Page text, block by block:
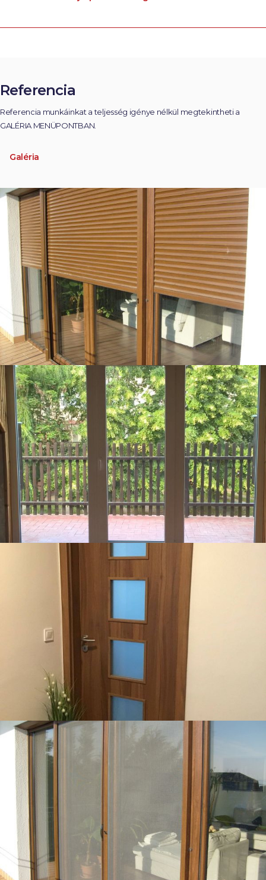
Referencia
Referencia munkáinkat a teljesség igénye nélkül megtekintheti a
GALÉRIA MENÜPONTBAN.
Galéria